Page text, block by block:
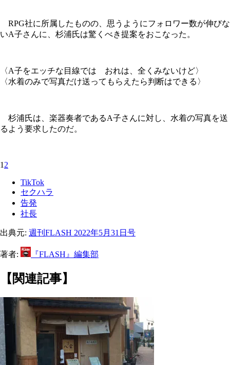
RPG社に所属したものの、思うようにフォロワー数が伸びな
いA子さんに、杉浦氏は驚くべき提案をおこなった。
〈A子をエッチな目線では おれは、全くみないけど〉
〈水着のみで写真だけ送ってもらえたら判断はできる〉
杉浦氏は、楽器奏者であるA子さんに対し、水着の写真を送
るよう要求したのだ。
1 2
TikTok
セクハラ
告発
社長
出典元: 週刊FLASH 2022年5月31日号
著者: 『FLASH』編集部
【関連記事】